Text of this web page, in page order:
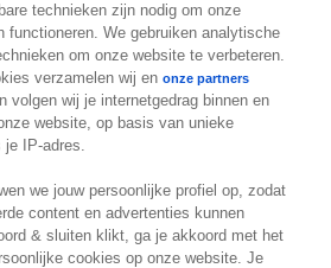
staan klaar om je te
technieken zijn nodig om onze
functioneren. We gebruiken analytische
om onze website te verbeteren.
verzamelen wij en onze partners
volgen wij je internetgedrag binnen en
website, op basis van unieke
je IP-adres.
we jouw persoonlijke profiel op, zodat
content en advertenties kunnen
& sluiten klikt, ga je akkoord met het
cookies op onze website. Je